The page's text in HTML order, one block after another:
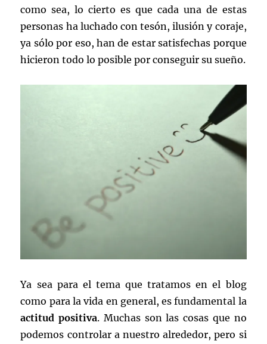
como sea, lo cierto es que cada una de estas
personas ha luchado con tesón, ilusión y coraje,
ya sólo por eso, han de estar satisfechas porque
hicieron todo lo posible por conseguir su sueño.
Ya sea para el tema que tratamos en el blog
como para la vida en general, es fundamental la
actitud positiva. Muchas son las cosas que no
podemos controlar a nuestro alrededor, pero si